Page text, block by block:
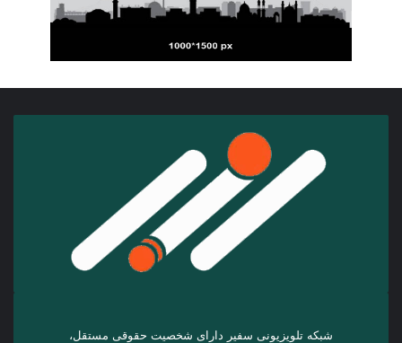
شبکه تلویزیونی سفیر دارای شخصیت حقوقی مستقل،